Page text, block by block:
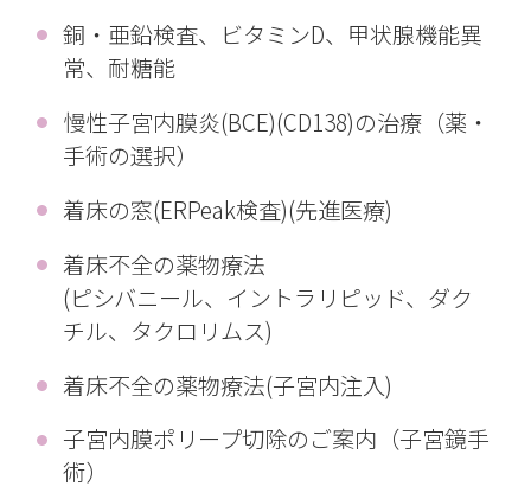
銅・亜鉛検査、ビタミンD、甲状腺機能異
常、耐糖能
慢性子宮内膜炎(BCE)(CD138)の治療（薬・
手術の選択）
着床の窓(ERPeak検査)(先進医療)
着床不全の薬物療法
(ピシバニール、イントラリピッド、ダク
チル、タクロリムス)
着床不全の薬物療法(子宮内注入)
子宮内膜ポリープ切除のご案内（子宮鏡手
術）